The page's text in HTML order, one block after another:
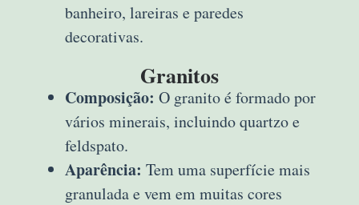
banheiro, lareiras e paredes
decorativas.
Granitos
Composição: O granito é formado por
vários minerais, incluindo quartzo e
feldspato.
Aparência: Tem uma superfície mais
granulada e vem em muitas cores